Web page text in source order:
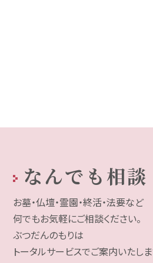
なんでも相談
お墓・仏壇・霊園・終活・法要など
何でもお気軽にご相談ください。
ぶつだんのもりは
トータルサービスでご案内いたしま